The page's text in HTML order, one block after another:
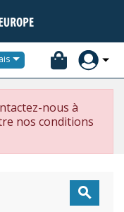

nous à
nos conditions
